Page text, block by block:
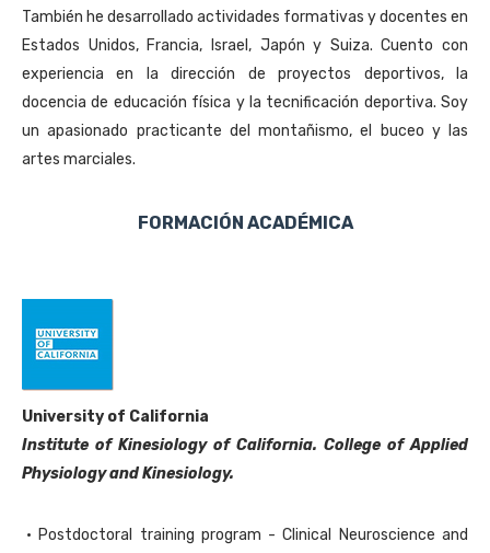
También he desarrollado actividades formativas y docentes en
Estados Unidos, Francia, Israel, Japón y Suiza. Cuento con
experiencia en la dirección de proyectos deportivos, la
docencia de educación física y la tecnificación deportiva. Soy
un apasionado practicante del montañismo, el buceo y las
artes marciales.
FORMACIÓN ACADÉMICA
University of California
Institute of Kinesiology of California. College of Applied
Physiology and Kinesiology.
• Postdoctoral training program - Clinical Neuroscience and